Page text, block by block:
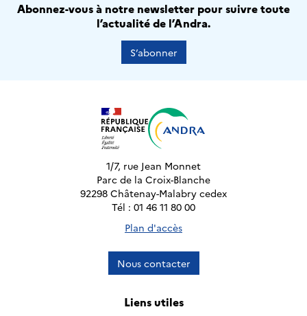
Abonnez-vous à notre newsletter pour suivre toute
l’actualité de l’Andra.
S’abonner
1/7, rue Jean Monnet
Parc de la Croix-Blanche
92298 Châtenay-Malabry cedex
Tél : 01 46 11 80 00
Plan d'accès
Nous contacter
Liens utiles